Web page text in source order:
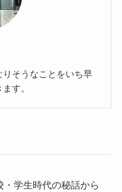
そうなことをいち早
す。
学生時代の秘話から